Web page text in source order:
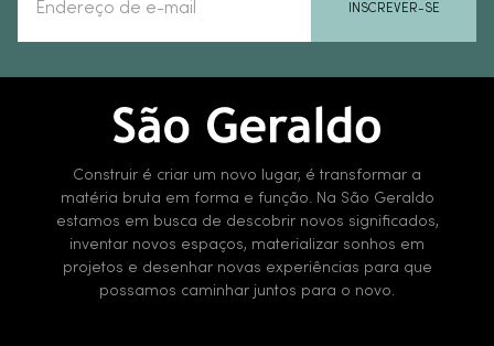
INSCREVER-SE
Construir é criar um novo lugar, é transformar a
matéria bruta em forma e função. Na São Geraldo
estamos em busca de descobrir novos significados,
inventar novos espaços, materializar sonhos em
projetos e desenhar novas experiências para que
possamos caminhar juntos para o novo.